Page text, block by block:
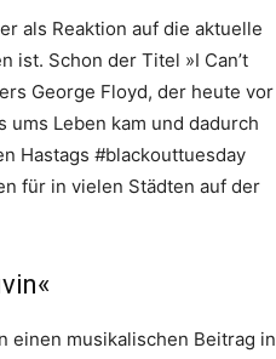
als Reaktion auf die aktuelle
ist. Schon der Titel »I Can’t
George Floyd, der heute vor
Leben kam und dadurch
Hastags #blackouttuesday
für in vielen Städten auf der
einen musikalischen Beitrag in